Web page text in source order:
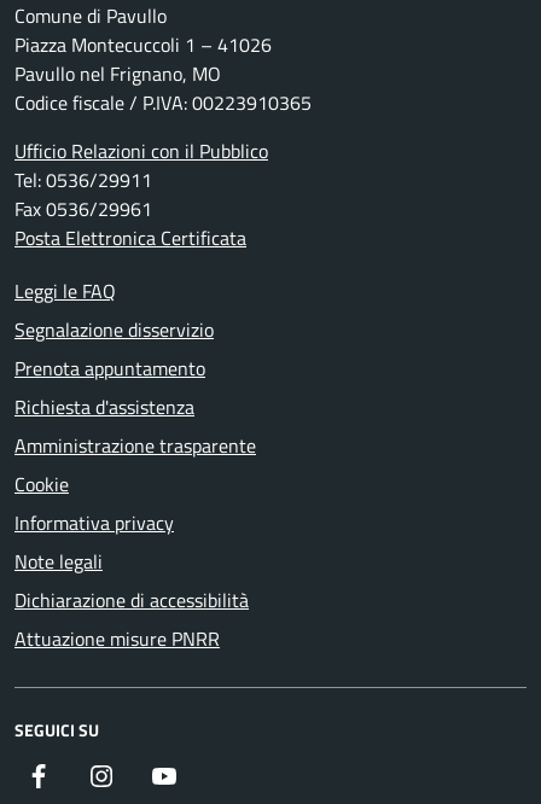
Comune di Pavullo
Piazza Montecuccoli 1 – 41026
Pavullo nel Frignano, MO
Codice fiscale / P.IVA: 00223910365
Ufficio Relazioni con il Pubblico
Tel: 0536/29911
Fax 0536/29961
Posta Elettronica Certificata
Leggi le FAQ
Segnalazione disservizio
Prenota appuntamento
Richiesta d'assistenza
Amministrazione trasparente
Cookie
Informativa privacy
Note legali
Dichiarazione di accessibilità
Attuazione misure PNRR
SEGUICI SU
Facebook Instagram